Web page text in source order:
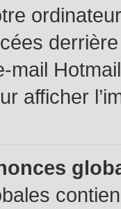
mail
afficher